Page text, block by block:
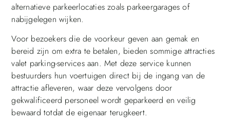
alternatieve parkeerlocaties zoals parkeergarages of
nabijgelegen wijken.
Voor bezoekers die de voorkeur geven aan gemak en
bereid zijn om extra te betalen, bieden sommige attracties
valet parking-services aan. Met deze service kunnen
bestuurders hun voertuigen direct bij de ingang van de
attractie afleveren, waar deze vervolgens door
gekwalificeerd personeel wordt geparkeerd en veilig
bewaard totdat de eigenaar terugkeert.